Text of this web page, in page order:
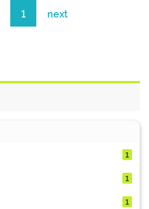
1 next
1
1
1